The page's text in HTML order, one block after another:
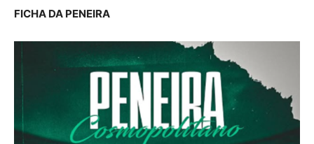
FICHA DA PENEIRA